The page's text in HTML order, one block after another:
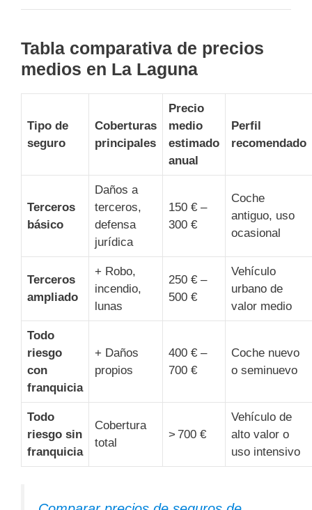
Tabla comparativa de precios
medios en La Laguna
Tipo de
seguro
Coberturas
principales
Precio
medio
estimado
anual
Perfil
recomendado
Terceros
básico
Daños a
terceros,
defensa
jurídica
150 € –
300 €
Coche
antiguo, uso
ocasional
Terceros
ampliado
+ Robo,
incendio,
lunas
250 € –
500 €
Vehículo
urbano de
valor medio
Todo
riesgo
con
franquicia
+ Daños
propios
400 € –
700 €
Coche nuevo
o seminuevo
Todo
riesgo sin
franquicia
Cobertura
total
> 700 €
Vehículo de
alto valor o
uso intensivo